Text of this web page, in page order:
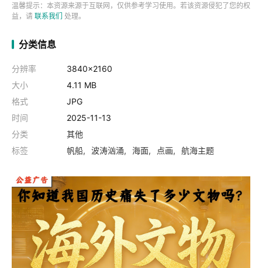
温馨提示：本资源来源于互联网，仅供参考学习使用。若该资源侵犯了您的权
益，请 联系我们 处理。
分类信息
分辨率
3840x2160
大小
4.11 MB
格式
JPG
时间
2025-11-13
分类
其他
标签
帆船 波涛汹涌 海面 点画 航海主题